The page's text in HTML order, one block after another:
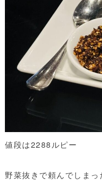
値段は2288ルピー
野菜抜きで頼んでしま